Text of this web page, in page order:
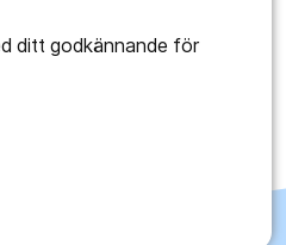
ditt godkännande för